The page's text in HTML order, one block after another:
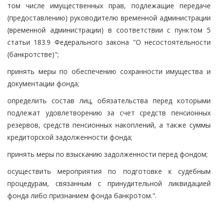
том числе имущественных прав, подлежащие передаче
(предоставлению) руководителю временной администрации
(временной администрации) в соответствии с пунктом 5
статьи 183.9 Федерального закона "О несостоятельности
(банкротстве)";
принять меры по обеспечению сохранности имущества и
документации фонда;
определить состав лиц, обязательства перед которыми
подлежат удовлетворению за счет средств пенсионных
резервов, средств пенсионных накоплений, а также суммы
кредиторской задолженности фонда;
принять меры по взысканию задолженности перед фондом;
осуществить мероприятия по подготовке к судебным
процедурам, связанным с принудительной ликвидацией
фонда либо признанием фонда банкротом.".